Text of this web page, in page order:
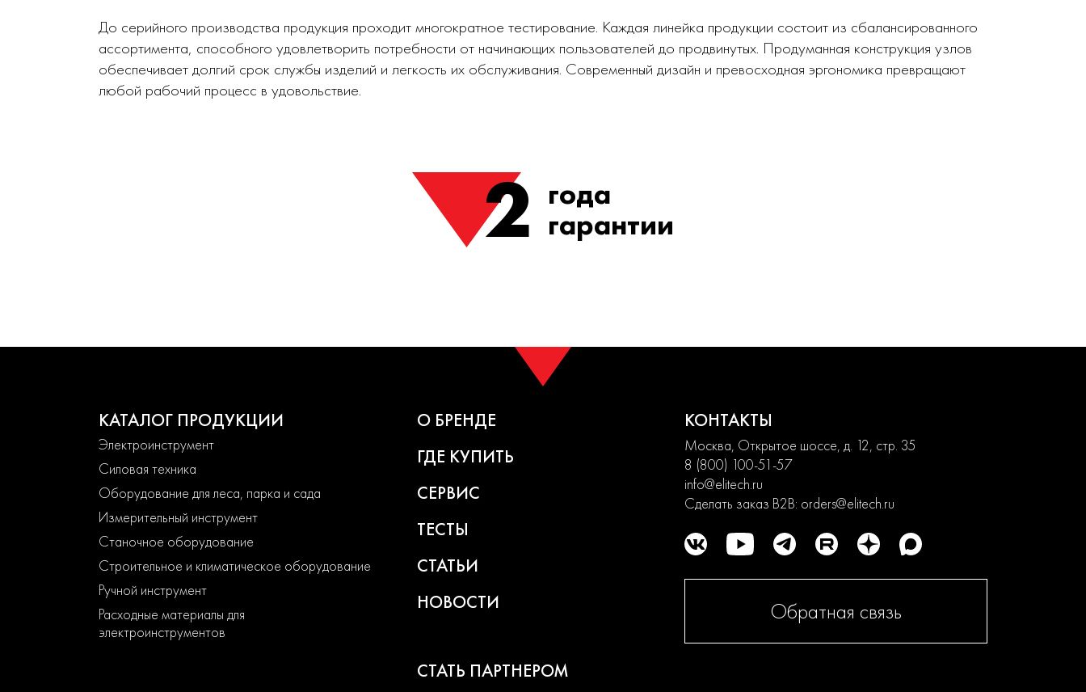
До серийного производства продукция проходит многократное тестирование. Каждая линейка продукции состоит из сбалансированного
ассортимента, способного удовлетворить потребности от начинающих пользователей до продвинутых. Продуманная конструкция узлов
обеспечивает долгий срок службы изделий и легкость их обслуживания. Современный дизайн и превосходная эргономика превращают
любой рабочий процесс в удовольствие.
2 года
гарантии
КАТАЛОГ ПРОДУКЦИИ
Электроинструмент
Силовая техника
Оборудование для леса, парка и сада
Измерительный инструмент
Станочное оборудование
Строительное и климатическое оборудование
Ручной инструмент
Расходные материалы для
электроинструментов
О БРЕНДЕ
ГДЕ КУПИТЬ
СЕРВИС
ТЕСТЫ
СТАТЬИ
НОВОСТИ
СТАТЬ ПАРТНЕРОМ
КОНТАКТЫ
Москва, Открытое шоссе, д. 12, стр. 35
8 (800) 100-51-57
info@elitech.ru
Сделать заказ B2B: orders@elitech.ru
Обратная связь